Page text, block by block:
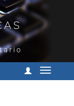
Cambiar